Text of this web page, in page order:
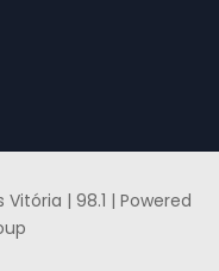
| 98.1 | Powered